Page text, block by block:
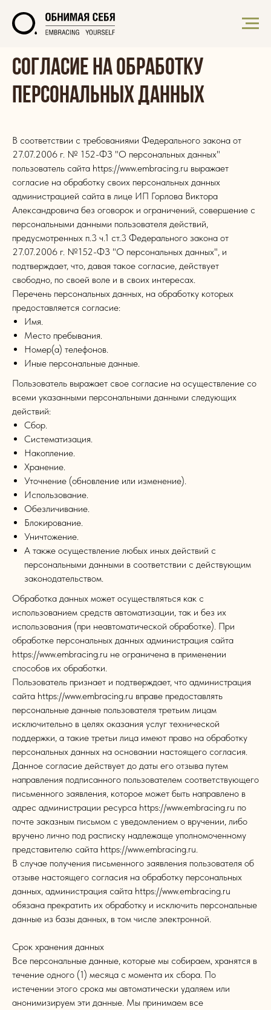
Согласие на обработку
персональных данных
В соответствии с требованиями Федерального закона от
27.07.2006 г. № 152-ФЗ "О персональных данных"
пользователь сайта https://www.embracing.ru выражает
согласие на обработку своих персональных данных
администрацией сайта в лице ИП Горлова Виктора
Александровича без оговорок и ограничений, совершение с
персональными данными пользователя действий,
предусмотренных п.3 ч.1 ст.3 Федерального закона от
27.07.2006 г. №152-ФЗ "О персональных данных", и
подтверждает, что, давая такое согласие, действует
свободно, по своей воле и в своих интересах.
Перечень персональных данных, на обработку которых
предоставляется согласие:
Имя.
Место пребывания.
Номер(а) телефонов.
Иные персональные данные.
Пользователь выражает свое согласие на осуществление со
всеми указанными персональными данными следующих
действий:
Сбор.
Систематизация.
Накопление.
Хранение.
Уточнение (обновление или изменение).
Использование.
Обезличивание.
Блокирование.
Уничтожение.
А также осуществление любых иных действий с
персональными данными в соответствии с действующим
законодательством.
Обработка данных может осуществляться как с
использованием средств автоматизации, так и без их
использования (при неавтоматической обработке). При
обработке персональных данных администрация сайта
https://www.embracing.ru не ограничена в применении
способов их обработки.
Пользователь признает и подтверждает, что администрация
сайта https://www.embracing.ru вправе предоставлять
персональные данные пользователя третьим лицам
исключительно в целях оказания услуг технической
поддержки, а такие третьи лица имеют право на обработку
персональных данных на основании настоящего согласия.
Данное согласие действует до даты его отзыва путем
направления подписанного пользователем соответствующего
письменного заявления, которое может быть направлено в
адрес администрации ресурса https://www.embracing.ru по
почте заказным письмом с уведомлением о вручении, либо
вручено лично под расписку надлежаще уполномоченному
представителю сайта https://www.embracing.ru.
В случае получения письменного заявления пользователя об
отзыве настоящего согласия на обработку персональных
данных, администрация сайта https://www.embracing.ru
обязана прекратить их обработку и исключить персональные
данные из базы данных, в том числе электронной.
Срок хранения данных
Все персональные данные, которые мы собираем, хранятся в
течение одного (1) месяца с момента их сбора. По
истечении этого срока мы автоматически удаляем или
анонимизируем эти данные. Мы принимаем все
info@embracing.ru
+7 495 664 85 55 (Москва)
+7 963 293 97 44(Калининград)
Как с нами связаться